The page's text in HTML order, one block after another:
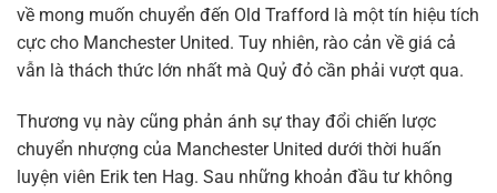
về mong muốn chuyển đến Old Trafford là một tín hiệu tích
cực cho Manchester United. Tuy nhiên, rào cản về giá cả
vẫn là thách thức lớn nhất mà Quỷ đỏ cần phải vượt qua.
Thương vụ này cũng phản ánh sự thay đổi chiến lược
chuyển nhượng của Manchester United dưới thời huấn
luyện viên Erik ten Hag. Sau những khoản đầu tư không